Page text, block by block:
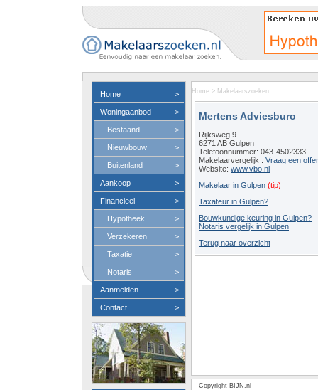
Home >
Woningaanbod >
Bestaand >
Nieuwbouw >
Buitenland >
Aankoop >
Financieel >
Hypotheek >
Verzekeren >
Taxatie >
Notaris >
Aanmelden >
Contact >
Home > Makelaarszoeken
Mertens Adviesburo
Rijksweg 9
6271 AB Gulpen
Telefoonnummer: 043-4502333
Makelaarvergelijk : Vraag een
Website: www.vbo.nl
Makelaar in Gulpen (tip)
Taxateur in Gulpen?
Bouwkundige keuring in Gulpen?
Notaris vergelijk in Gulpen
Terug naar overzicht
Copyright BIJN.nl